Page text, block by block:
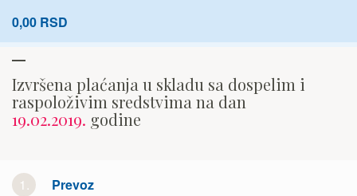
0,00 RSD
Izvršena plaćanja u skladu sa dospelim i
raspoloživim sredstvima na dan
19.02.2019. godine
1. Prevoz